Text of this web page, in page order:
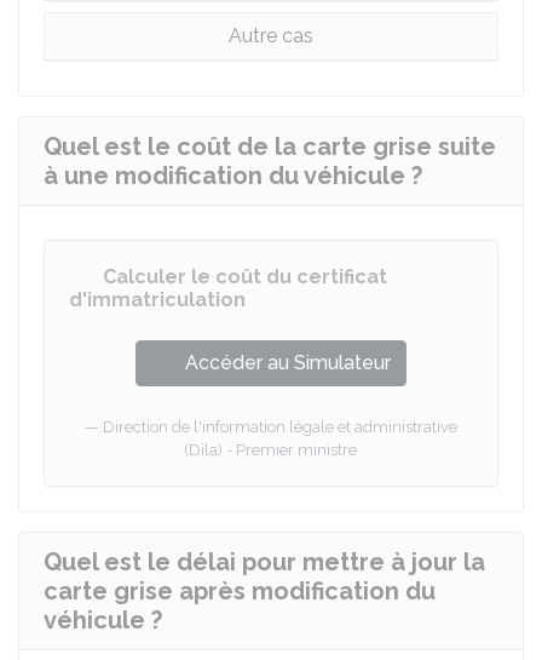
Autre cas
Quel est le coût de la carte grise suite
à une modification du véhicule ?
Calculer le coût du certificat
d'immatriculation
Accéder au Simulateur
Direction de l'information légale et administrative
(Dila) - Premier ministre
Quel est le délai pour mettre à jour la
carte grise après modification du
véhicule ?